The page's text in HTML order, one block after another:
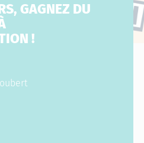
GAGNEZ DU
!